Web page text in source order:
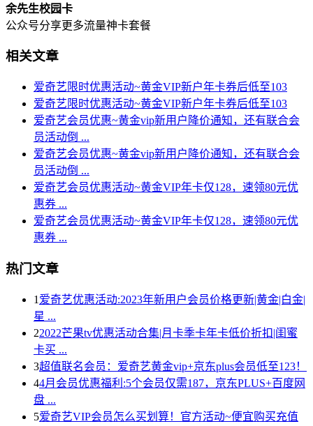
余先生校园卡
公众号分享更多流量神卡套餐
相关文章
爱奇艺限时优惠活动~黄金VIP新户年卡券后低至103
爱奇艺限时优惠活动~黄金VIP新户年卡券后低至103
爱奇艺会员优惠~黄金vip新用户降价通知，还有联合会
员活动倒 ...
爱奇艺会员优惠~黄金vip新用户降价通知，还有联合会
员活动倒 ...
爱奇艺会员优惠活动~黄金VIP年卡仅128，速领80元优
惠券 ...
爱奇艺会员优惠活动~黄金VIP年卡仅128，速领80元优
惠券 ...
热门文章
1 爱奇艺优惠活动:2023年新用户会员价格更新|黄金|白金|
星 ...
22022芒果tv优惠活动合集|月卡季卡年卡低价折扣|闺蜜
卡买 ...
3超值联名会员：爱奇艺黄金vip+京东plus会员低至123！
44月会员优惠福利:5个会员仅需187，京东PLUS+百度网
盘 ...
5爱奇艺VIP会员怎么买划算！官方活动~便宜购买充值